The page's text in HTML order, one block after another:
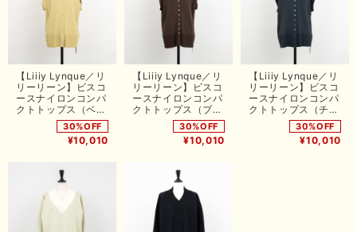
【Liiiy Lynque／リ
リーリーン】ビスコ
ースナイロンコンパ
クトトップス（ベー
30%OFF
¥10,010
【Liiiy Lynque／リ
リーリーン】ビスコ
ースナイロンコンパ
クトトップス（ブラ
30%OFF
¥10,010
【Liiiy Lynque／リ
リーリーン】ビスコ
ースナイロンコンパ
クトトップス（チャ
30%OFF
¥10,010